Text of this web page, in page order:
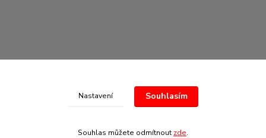
© Copyright 2020-2026 Marking Center CZ a.s.
Nastavení Souhlasím
Souhlas můžete odmítnout zde.